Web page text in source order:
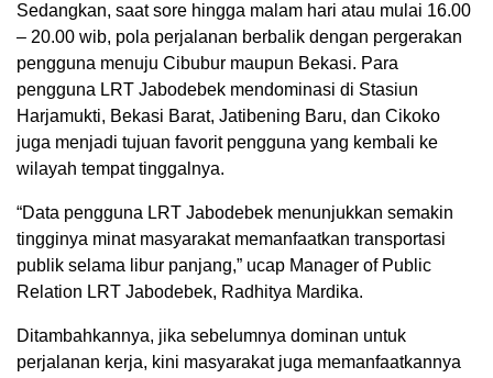
Sedangkan, saat sore hingga malam hari atau mulai 16.00
– 20.00 wib, pola perjalanan berbalik dengan pergerakan
pengguna menuju Cibubur maupun Bekasi. Para
pengguna LRT Jabodebek mendominasi di Stasiun
Harjamukti, Bekasi Barat, Jatibening Baru, dan Cikoko
juga menjadi tujuan favorit pengguna yang kembali ke
wilayah tempat tinggalnya.
“Data pengguna LRT Jabodebek menunjukkan semakin
tingginya minat masyarakat memanfaatkan transportasi
publik selama libur panjang,” ucap Manager of Public
Relation LRT Jabodebek, Radhitya Mardika.
Ditambahkannya, jika sebelumnya dominan untuk
perjalanan kerja, kini masyarakat juga memanfaatkannya